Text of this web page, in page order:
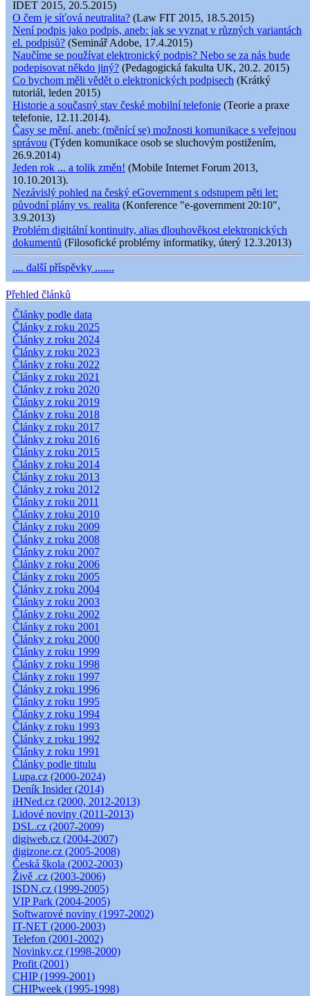
IDET 2015, 20.5.2015)
O čem je síťová neutralita? (Law FIT 2015, 18.5.2015)
Není podpis jako podpis, aneb: jak se vyznat v různých variantách
el. podpisů? (Seminář Adobe, 17.4.2015)
Naučíme se používat elektronický podpis? Nebo se za nás bude
podepisovat někdo jiný? (Pedagogická fakulta UK, 20.2. 2015)
Co bychom měli vědět o elektronických podpisech (Krátký
tutoriál, leden 2015)
Historie a současný stav české mobilní telefonie (Teorie a praxe
telefonie, 12.11.2014).
Časy se mění, aneb: (měnící se) možnosti komunikace s veřejnou
správou (Týden komunikace osob se sluchovým postižením,
26.9.2014)
Jeden rok ... a tolik změn! (Mobile Internet Forum 2013,
10.10.2013).
Nezávislý pohled na český eGovernment s odstupem pěti let:
původní plány vs. realita (Konference "e-government 20:10",
3.9.2013)
Problém digitální kontinuity, alias dlouhověkost elektronických
dokumentů (Filosofické problémy informatiky, úterý 12.3.2013)
.... další příspěvky .......
Přehled článků
Články podle data
Články z roku 2025
Články z roku 2024
Články z roku 2023
Články z roku 2022
Články z roku 2021
Články z roku 2020
Články z roku 2019
Články z roku 2018
Články z roku 2017
Články z roku 2016
Články z roku 2015
Články z roku 2014
Články z roku 2013
Články z roku 2012
Články z roku 2011
Články z roku 2010
Články z roku 2009
Články z roku 2008
Články z roku 2007
Články z roku 2006
Články z roku 2005
Články z roku 2004
Články z roku 2003
Články z roku 2002
Články z roku 2001
Články z roku 2000
Články z roku 1999
Články z roku 1998
Články z roku 1997
Články z roku 1996
Články z roku 1995
Články z roku 1994
Články z roku 1993
Články z roku 1992
Články z roku 1991
Články podle titulu
Lupa.cz (2000-2024)
Deník Insider (2014)
iHNed.cz (2000, 2012-2013)
Lidové noviny (2011-2013)
DSL.cz (2007-2009)
digiweb.cz (2004-2007)
digizone.cz (2005-2008)
Česká škola (2002-2003)
Živě .cz (2003-2006)
ISDN.cz (1999-2005)
VIP Park (2004-2005)
Softwarové noviny (1997-2002)
IT-NET (2000-2003)
Telefon (2001-2002)
Novinky.cz (1998-2000)
Profit (2001)
CHIP (1999-2001)
CHIPweek (1995-1998)